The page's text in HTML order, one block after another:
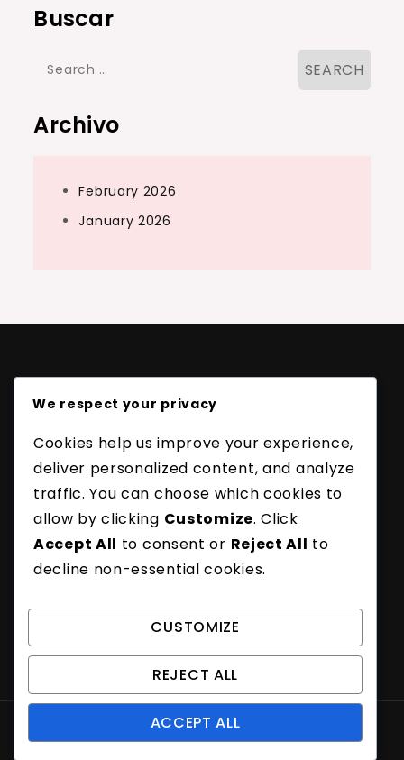
Buscar
Search
Archivo
February 2026
January 2026
Política de protección de datos
Contacto
Nuestra historia
Términos y condiciones
Política de cookies
Categorías
Faltas Comunes en el Servicio de Bádminton
bádminton
Tipos de saques de bádminton
Proudly powered by WordPress
We respect your privacy
Cookies help us improve your experience,
deliver personalized content, and analyze
traffic. You can choose which cookies to
allow by clicking Customize. Click
Accept All to consent or Reject All to
decline non-essential cookies.
CUSTOMIZE
REJECT ALL
ACCEPT ALL